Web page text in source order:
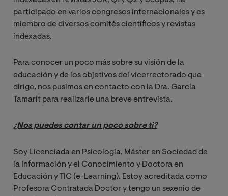
participado en varios congresos internacionales y es
miembro de diversos comités científicos y revistas
indexadas.
Para conocer un poco más sobre su visión de la
educación y de los objetivos del vicerrectorado que
dirige, nos pusimos en contacto con la Dra. García
Tamarit para realizarle una breve entrevista.
¿Nos puedes contar un poco sobre ti?
Soy Licenciada en Psicología, Máster en Sociedad de
la Información y el Conocimiento y Doctora en
Educación y TIC (e-Learning). Estoy acreditada como
Profesora Contratada Doctor y tengo un sexenio de